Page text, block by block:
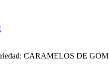
CARAMELOS DE